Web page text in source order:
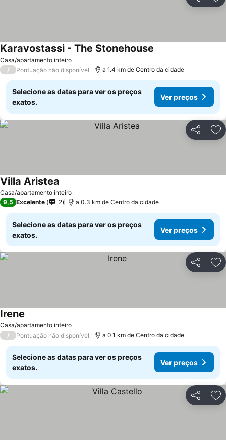
Casa/apartamento inteiro
Karavostassi - The Stonehouse
/ Pontuação não disponível a 1.4 km de Centro da cidade
Selecione as datas para ver os preços
exatos.
Ver preços
Partilhar
Casa/apartamento inteiro
Villa Aristea
9,5 Excelente 2 a 0.3 km de Centro da cidade
Selecione as datas para ver os preços
exatos.
Ver preços
Partilhar
Casa/apartamento inteiro
Irene
/ Pontuação não disponível a 0.1 km de Centro da cidade
Selecione as datas para ver os preços
exatos.
Ver preços
Partilhar